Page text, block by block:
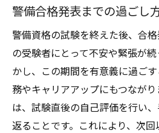
警備合格発表までの過ごし
警備資格の試験を終えた後、合
の受験者にとって不安や緊張が
かし、この期間を有意義に過ご
務やキャリアアップにもつなが
は、試験直後の自己評価を行い
返ることです。これにより、次